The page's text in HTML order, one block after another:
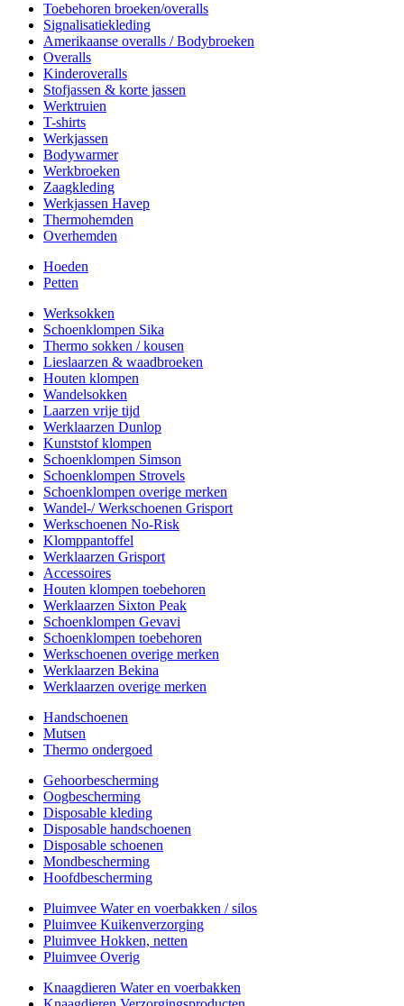
Toebehoren broeken/overalls
Signalisatiekleding
Amerikaanse overalls / Bodybroeken
Overalls
Kinderoveralls
Stofjassen & korte jassen
Werktruien
T-shirts
Werkjassen
Bodywarmer
Werkbroeken
Zaagkleding
Werkjassen Havep
Thermohemden
Overhemden
Hoeden
Petten
Werksokken
Schoenklompen Sika
Thermo sokken / kousen
Lieslaarzen & waadbroeken
Houten klompen
Wandelsokken
Laarzen vrije tijd
Werklaarzen Dunlop
Kunststof klompen
Schoenklompen Simson
Schoenklompen Strovels
Schoenklompen overige merken
Wandel-/ Werkschoenen Grisport
Werkschoenen No-Risk
Klomppantoffel
Werklaarzen Grisport
Accessoires
Houten klompen toebehoren
Werklaarzen Sixton Peak
Schoenklompen Gevavi
Schoenklompen toebehoren
Werkschoenen overige merken
Werklaarzen Bekina
Werklaarzen overige merken
Handschoenen
Mutsen
Thermo ondergoed
Gehoorbescherming
Oogbescherming
Disposable kleding
Disposable handschoenen
Disposable schoenen
Mondbescherming
Hoofdbescherming
Pluimvee Water en voerbakken / silos
Pluimvee Kuikenverzorging
Pluimvee Hokken, netten
Pluimvee Overig
Knaagdieren Water en voerbakken